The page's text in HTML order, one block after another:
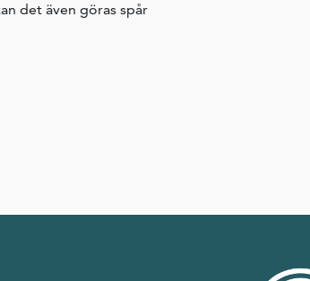
det även göras spår